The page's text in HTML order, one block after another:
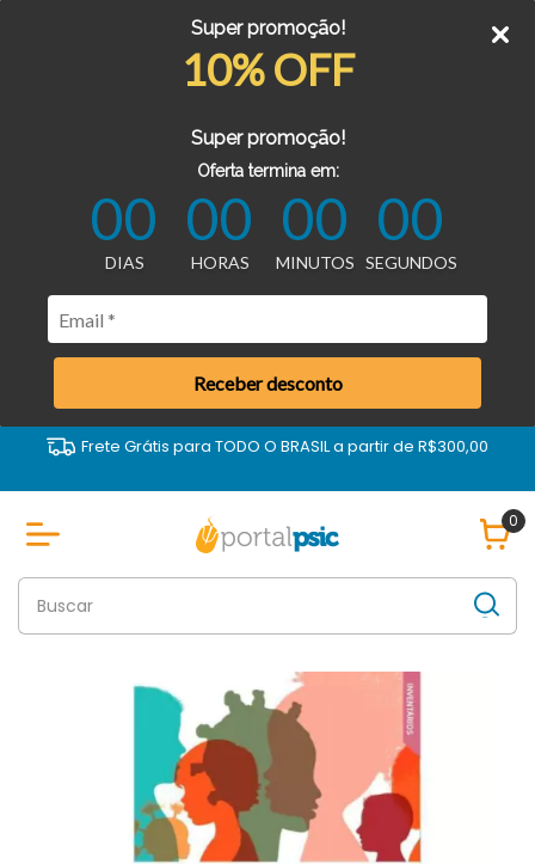
Super promoção!
10% OFF
Super promoção!
Oferta termina em:
00
DIAS
00
HORAS
00
MINUTOS
00
SEGUNDOS
Receber desconto
Frete Grátis para TODO O BRASIL a partir de R$300,00
0